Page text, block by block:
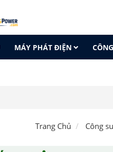
MÁY PHÁT ĐIỆN
Trang Chủ Công